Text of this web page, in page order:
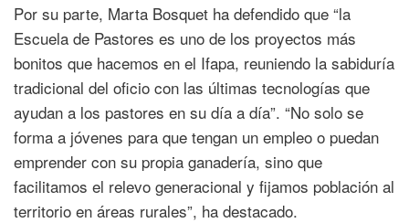
Por su parte, Marta Bosquet ha defendido que “la
Escuela de Pastores es uno de los proyectos más
bonitos que hacemos en el Ifapa, reuniendo la sabiduría
tradicional del oficio con las últimas tecnologías que
ayudan a los pastores en su día a día”. “No solo se
forma a jóvenes para que tengan un empleo o puedan
emprender con su propia ganadería, sino que
facilitamos el relevo generacional y fijamos población al
territorio en áreas rurales”, ha destacado.